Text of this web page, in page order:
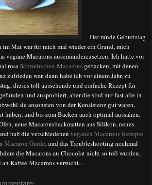
Der runde Geburtstag
im Mai war für mich mal wieder ein Grund, mich
vegane Macarons auseinanderzusetzen. Ich hatte vor
rosaSchweinchen-Macarons gebacken, mit denen
zufrieden war, dann habe ich vor einem Jahr, zu
dieses toll aussehende und einfache Rezept für
gefunden und ausprobiert, aber die sind mir fast alle in
sie ansonsten von der Konsistenz gut waren,
haben, und bis zum Backen auch optimal aussahen.
neue Macaronsbackmatten aus Silikon, neues
hab die verschiedenen veganen Macarons-Rezepte
Macaron Guide, und das Troubleshooting nochmal
die Macarons au Chocolat nicht so toll wurden,
Kaffee-Macarons versucht...